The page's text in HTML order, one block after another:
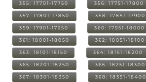
355: 17701-17750 356: 17751-17800
357: 17801-17850 358: 17851-17900
359: 17901-17950 360: 17951-18000
361: 18001-18050 362: 18051-18100
363: 18101-18150 364: 18151-18200
365: 18201-18250 366: 18251-18300
367: 18301-18350 368: 18351-18400